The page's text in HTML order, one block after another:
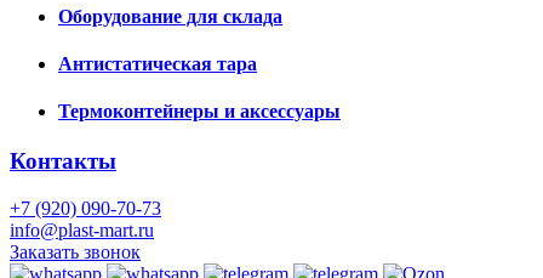
Оборудование для склада
Антистатическая тара
Термоконтейнеры и аксессуары
Контакты
+7 (920) 090-70-73
info@plast-mart.ru
Заказать звонок